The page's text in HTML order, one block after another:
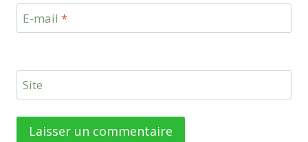
E-mail *
Site